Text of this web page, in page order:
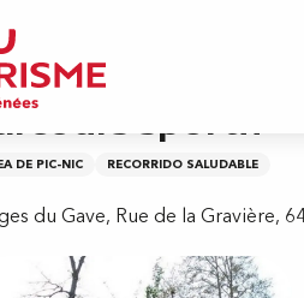
sportif
DE PIC-NIC RECORRIDO SALUDABLE
du Gave, Rue de la Gravière,